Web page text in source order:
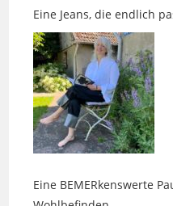
Eine BEMERkenswerte